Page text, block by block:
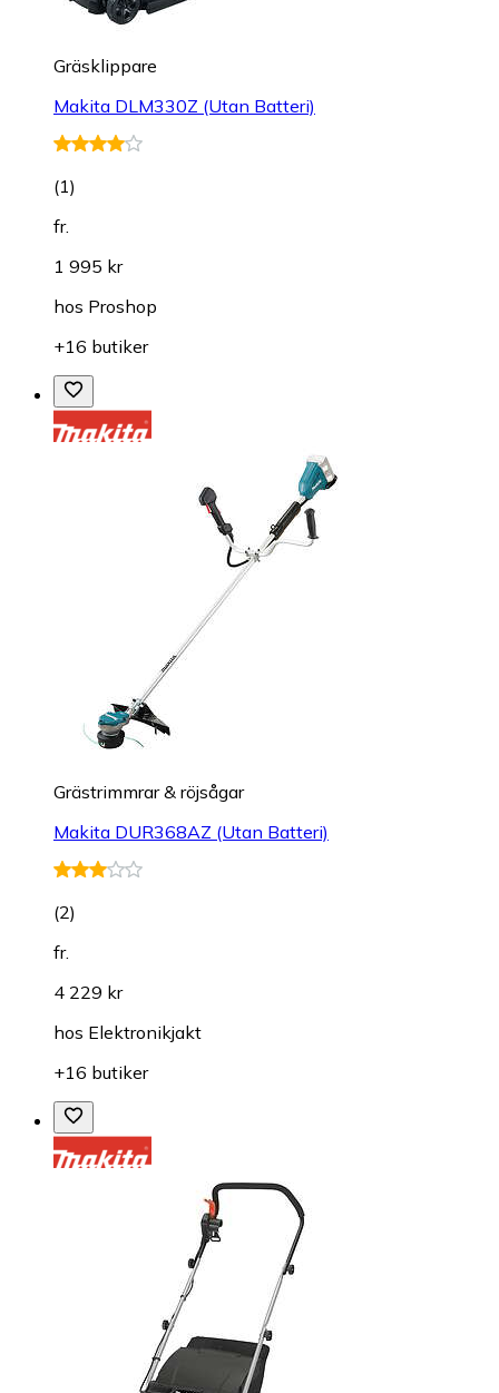
Gräsklippare
Makita DLM330Z (Utan Batteri)
(1)
fr.
1 995 kr
hos Proshop
+16 butiker
Grästrimmrar & röjsågar
Makita DUR368AZ (Utan Batteri)
(2)
fr.
4 229 kr
hos Elektronikjakt
+16 butiker